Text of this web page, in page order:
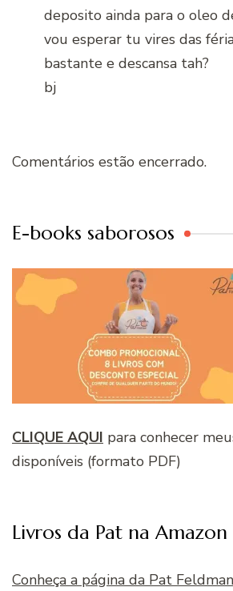
deposito ainda para o oleo
vou esperar tu vires das
bastante e descansa tah?
bj
Comentários estão encerrado.
E-books saborosos
CLIQUE AQUI para conhecer
disponíveis (formato PDF)
Livros da Pat na Amazon
Conheça a página da Pat